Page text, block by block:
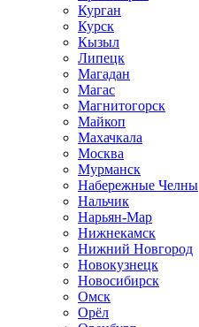
Курган
Курск
Кызыл
Липецк
Магадан
Магас
Магнитогорск
Майкоп
Махачкала
Москва
Мурманск
Набережные Челны
Нальчик
Нарьян-Мар
Нижнекамск
Нижний Новгород
Новокузнецк
Новосибирск
Омск
Орёл